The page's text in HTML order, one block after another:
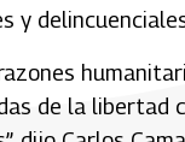
y
de la